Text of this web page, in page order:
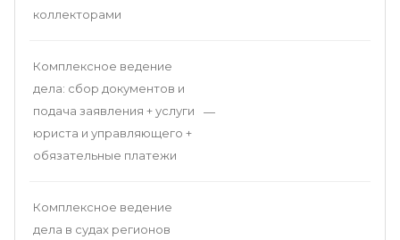
коллекторами
Комплексное ведение
дела: сбор документов и
подача заявления + услуги
юриста и управляющего +
обязательные платежи
—
Комплексное ведение
дела в судах регионов